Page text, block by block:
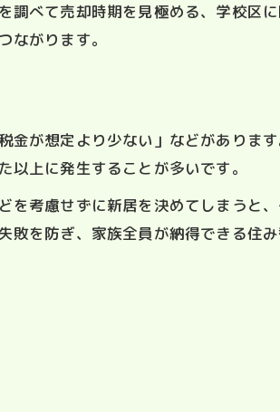
べて売却時期を見極める、学校区
がります。
が想定より少ない」などがありま
上に発生することが多いです。
考慮せずに新居を決めてしまうと
を防ぎ、家族全員が納得できる住み